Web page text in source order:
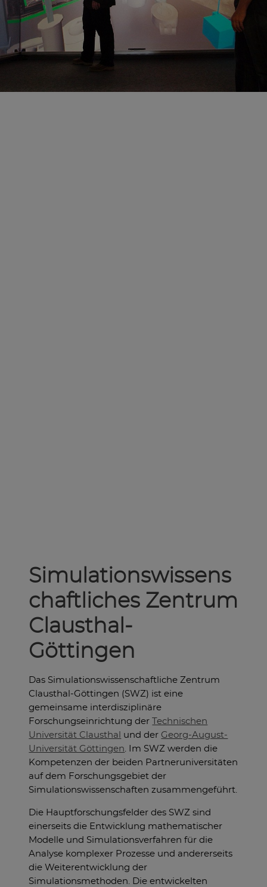
Simulationswissens
chaftliches Zentrum
Clausthal-
Göttingen
Das Simulationswissenschaftliche Zentrum
Clausthal-Göttingen (SWZ) ist eine
gemeinsame interdisziplinäre
Forschungseinrichtung der
Technischen
Universität Clausthal
und der Georg-August-
Universität Göttingen. Im SWZ werden die
Kompetenzen der beiden Partneruniversitäten
auf dem Forschungsgebiet der
Simulationswissenschaften zusammengeführt.
Die Hauptforschungsfelder des SWZ sind
einerseits die Entwicklung mathematischer
Modelle und Simulationsverfahren für die
Analyse komplexer Prozesse und andererseits
die Weiterentwicklung der
Simulationsmethoden. Die entwickelten